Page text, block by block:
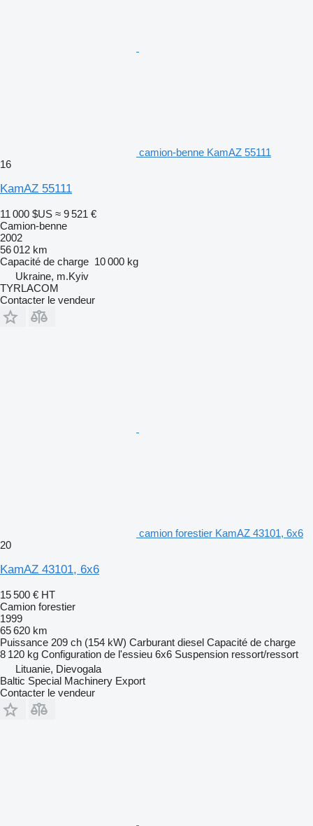
camion-benne KamAZ 55111
16
KamAZ 55111
11 000 $US ≈ 9 521 €
Camion-benne
2002
56 012 km
Capacité de charge 10 000 kg
Ukraine, m.Kyiv
TYRLACOM
Contacter le vendeur
camion forestier KamAZ 43101, 6x6
20
KamAZ 43101, 6x6
15 500 € HT
Camion forestier
1999
65 620 km
Puissance 209 ch (154 kW) Carburant diesel Capacité de charge
8 120 kg Configuration de l'essieu 6x6 Suspension ressort/ressort
Lituanie, Dievogala
Baltic Special Machinery Export
Contacter le vendeur